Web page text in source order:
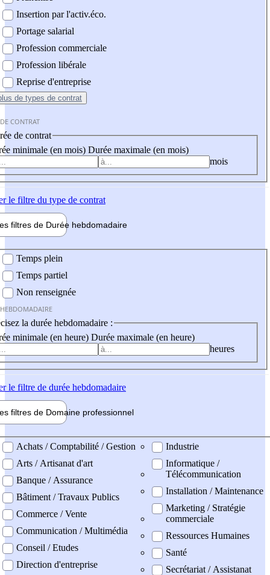
Insertion par l'activ.éco.
Portage salarial
Profession commerciale
Profession libérale
Reprise d'entreprise
de types de contrat
CONTRAT
de contrat
minimale (en mois) Durée maximale (en mois)
mois
le filtre du type de contrat
filtres de Durée hebdomadaire
Temps plein
Temps partiel
Non renseignée
la durée hebdomadaire :
minimale (en heure) Durée maximale (en heure)
heures
le filtre de durée hebdomadaire
filtres de Domaine professionnel
professionel
Achats / Comptabilité / Gestion
Arts / Artisanat d'art
Banque / Assurance
Bâtiment / Travaux Publics
Commerce / Vente
Communication / Multimédia
Conseil / Etudes
Direction d'entreprise
Industrie
Informatique /
Télécommunication
Installation / Maintenance
Marketing / Stratégie
commerciale
Ressources Humaines
Santé
Secrétariat / Assistanat